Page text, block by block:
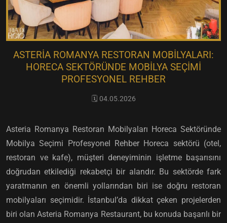
ASTERIA ROMANYA RESTORAN MOBILYALARI:
HORECA SEKTÖRÜNDE MOBILYA SEÇIMI
PROFESYONEL REHBER
🗓️ 04.05.2026
Asteria Romanya Restoran Mobilyaları Horeca Sektöründe
Mobilya Seçimi Profesyonel Rehber Horeca sektörü (otel,
restoran ve kafe), müşteri deneyiminin işletme başarısını
doğrudan etkilediği rekabetçi bir alandır. Bu sektörde fark
yaratmanın en önemli yollarından biri ise doğru restoran
mobilyaları seçimidir. İstanbul’da dikkat çeken projelerden
biri olan Asteria Romanya Restaurant, bu konuda başarılı bir